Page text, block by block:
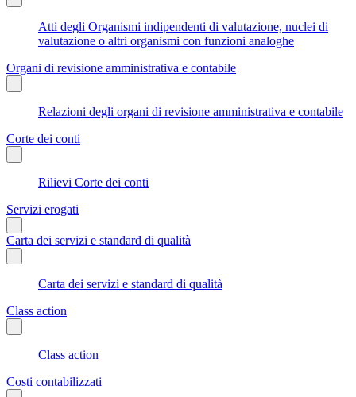
Atti degli Organismi indipendenti di valutazione, nuclei di
valutazione o altri organismi con funzioni analoghe
Organi di revisione amministrativa e contabile
Relazioni degli organi di revisione amministrativa e contabile
Corte dei conti
Rilievi Corte dei conti
Servizi erogati
Carta dei servizi e standard di qualità
Carta dei servizi e standard di qualità
Class action
Class action
Costi contabilizzati